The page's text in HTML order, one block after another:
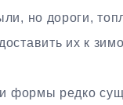
но дороги,
их к
формы редко